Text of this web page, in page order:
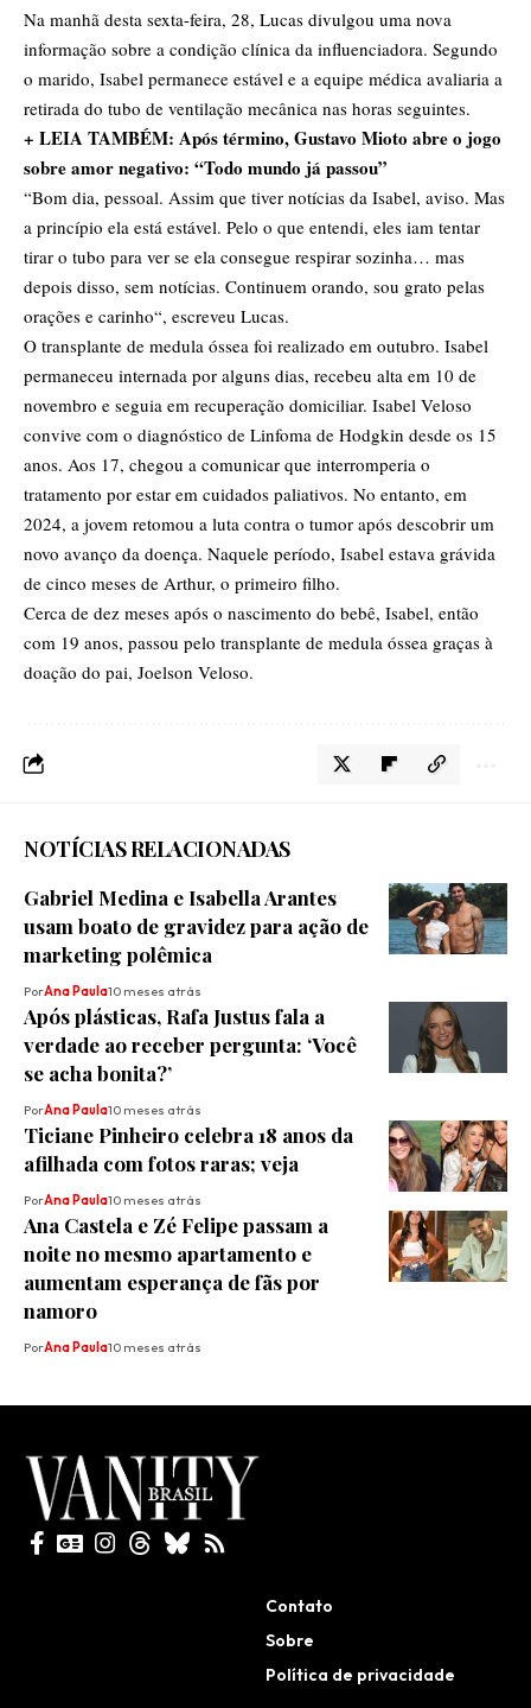
Na manhã desta sexta-feira, 28, Lucas divulgou uma nova
informação sobre a condição clínica da influenciadora. Segundo
o marido, Isabel permanece estável e a equipe médica avaliaria a
retirada do tubo de ventilação mecânica nas horas seguintes.
+ LEIA TAMBÉM: Após término, Gustavo Mioto abre o jogo
sobre amor negativo: “Todo mundo já passou”
“Bom dia, pessoal. Assim que tiver notícias da Isabel, aviso. Mas
a princípio ela está estável. Pelo o que entendi, eles iam tentar
tirar o tubo para ver se ela consegue respirar sozinha… mas
depois disso, sem notícias. Continuem orando, sou grato pelas
orações e carinho“, escreveu Lucas.
O transplante de medula óssea foi realizado em outubro. Isabel
permaneceu internada por alguns dias, recebeu alta em 10 de
novembro e seguia em recuperação domiciliar. Isabel Veloso
convive com o diagnóstico de Linfoma de Hodgkin desde os 15
anos. Aos 17, chegou a comunicar que interromperia o
tratamento por estar em cuidados paliativos. No entanto, em
2024, a jovem retomou a luta contra o tumor após descobrir um
novo avanço da doença. Naquele período, Isabel estava grávida
de cinco meses de Arthur, o primeiro filho.
Cerca de dez meses após o nascimento do bebê, Isabel, então
com 19 anos, passou pelo transplante de medula óssea graças à
doação do pai, Joelson Veloso.
NOTÍCIAS RELACIONADAS
Gabriel Medina e Isabella Arantes
usam boato de gravidez para ação de
marketing polêmica
PorAna Paula10 meses atrás
Após plásticas, Rafa Justus fala a
verdade ao receber pergunta: ‘Você
se acha bonita?’
PorAna Paula10 meses atrás
Ticiane Pinheiro celebra 18 anos da
afilhada com fotos raras; veja
PorAna Paula10 meses atrás
Ana Castela e Zé Felipe passam a
noite no mesmo apartamento e
aumentam esperança de fãs por
namoro
PorAna Paula10 meses atrás
Contato
Sobre
Política de privacidade